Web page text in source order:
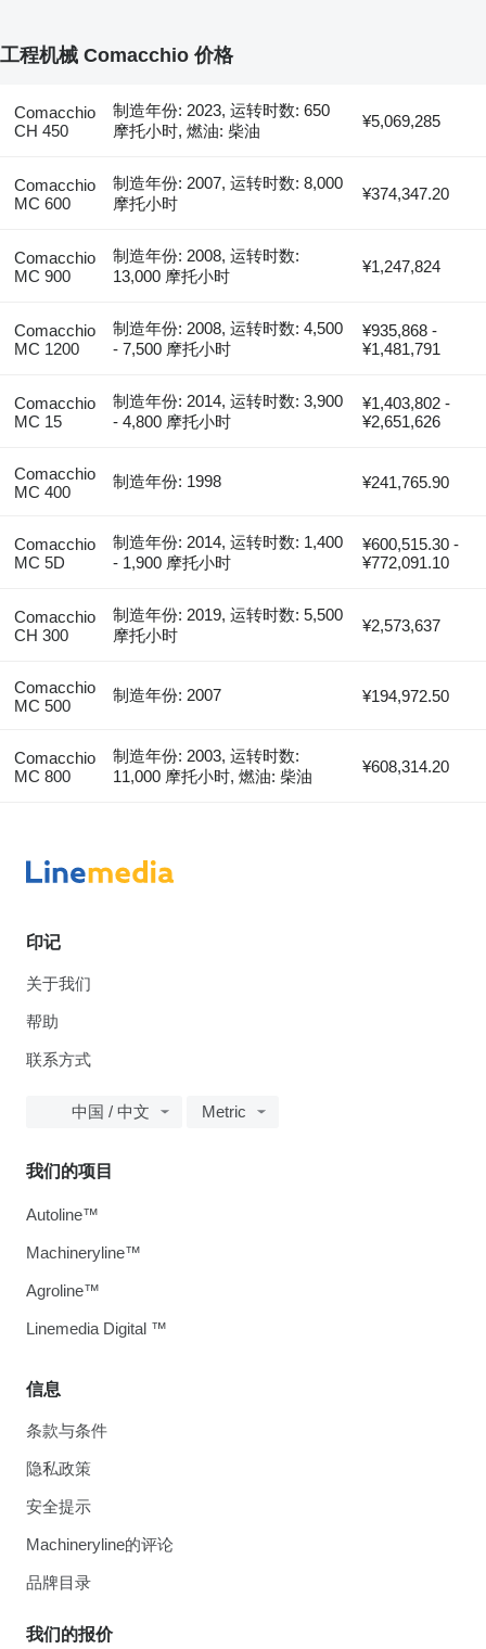
工程机械 Comacchio 价格
Comacchio
CH 450
制造年份: 2023, 运转时数: 650
摩托小时, 燃油: 柴油
¥5,069,285
Comacchio
MC 600
制造年份: 2007, 运转时数: 8,000
摩托小时
¥374,347.20
Comacchio
MC 900
制造年份: 2008, 运转时数:
13,000 摩托小时
¥1,247,824
Comacchio
MC 1200
制造年份: 2008, 运转时数: 4,500
- 7,500 摩托小时
¥935,868 -
¥1,481,791
Comacchio
MC 15
制造年份: 2014, 运转时数: 3,900
- 4,800 摩托小时
¥1,403,802 -
¥2,651,626
Comacchio
MC 400
制造年份: 1998 ¥241,765.90
Comacchio
MC 5D
制造年份: 2014, 运转时数: 1,400
- 1,900 摩托小时
¥600,515.30 -
¥772,091.10
Comacchio
CH 300
制造年份: 2019, 运转时数: 5,500
摩托小时
¥2,573,637
Comacchio
MC 500
制造年份: 2007 ¥194,972.50
Comacchio
MC 800
制造年份: 2003, 运转时数:
11,000 摩托小时, 燃油: 柴油
¥608,314.20
印记
关于我们
帮助
联系方式
中国 / 中文 Metric
信息
条款与条件
隐私政策
安全提示
Machineryline的评论
品牌目录
我们的报价
我们的项目
Autoline™
Machineryline™
Agroline™
Linemedia Digital ™